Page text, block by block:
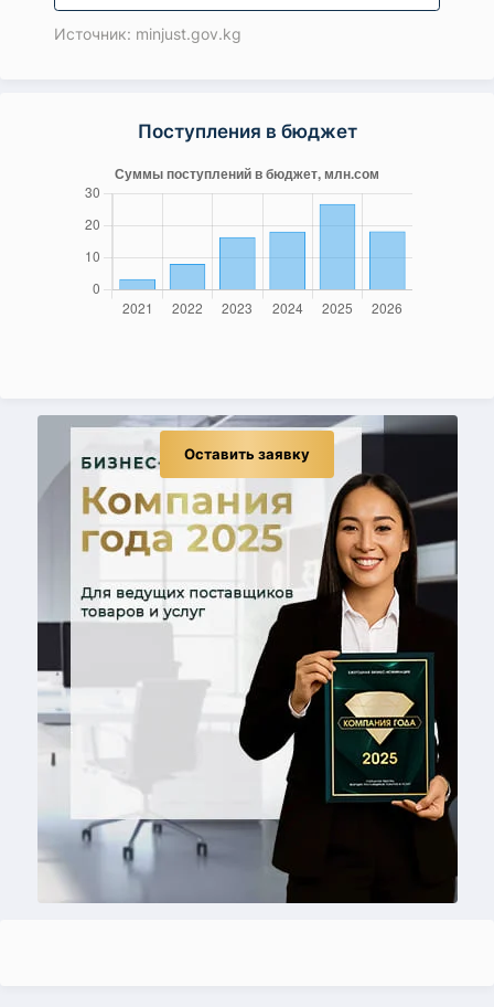
Источник: minjust.gov.kg
Поступления в бюджет
Оставить заявку